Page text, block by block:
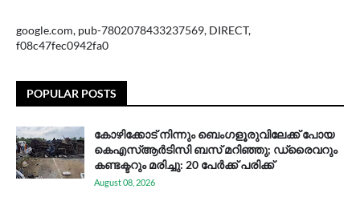
google.com, pub-7802078433237569, DIRECT,
f08c47fec0942fa0
POPULAR POSTS
കോഴിക്കോട് നിന്നും ബെംഗളൂരുവിലേക്ക് പോയ
കെഎസ്ആര്‍ടിസി ബസ് മറിഞ്ഞു; ഡ്രൈവറും
കണ്ടക്ടറും മരിച്ചു: 20 പേര്‍ക്ക് പരിക്ക്
August 08, 2026